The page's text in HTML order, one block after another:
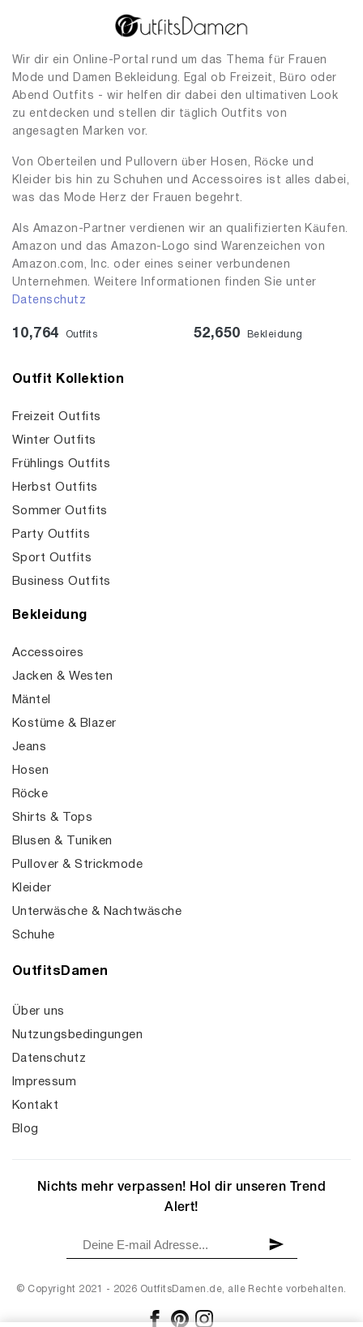
Wir dir ein Online-Portal rund um das Thema für Frauen
Mode und Damen Bekleidung. Egal ob Freizeit, Büro oder
Abend Outfits - wir helfen dir dabei den ultimativen Look
zu entdecken und stellen dir täglich Outfits von
angesagten Marken vor.
Von Oberteilen und Pullovern über Hosen, Röcke und
Kleider bis hin zu Schuhen und Accessoires ist alles dabei,
was das Mode Herz der Frauen begehrt.
Als Amazon-Partner verdienen wir an qualifizierten Käufen.
Amazon und das Amazon-Logo sind Warenzeichen von
Amazon.com, Inc. oder eines seiner verbundenen
Unternehmen. Weitere Informationen finden Sie unter
Datenschutz
10,764 Outfits 52,650 Bekleidung
Outfit Kollektion
Freizeit Outfits
Winter Outfits
Frühlings Outfits
Herbst Outfits
Sommer Outfits
Party Outfits
Sport Outfits
Business Outfits
Bekleidung
Accessoires
Jacken & Westen
Mäntel
Kostüme & Blazer
Jeans
Hosen
Röcke
Shirts & Tops
Blusen & Tuniken
Pullover & Strickmode
Kleider
Unterwäsche & Nachtwäsche
Schuhe
OutfitsDamen
Über uns
Nutzungsbedingungen
Datenschutz
Impressum
Kontakt
Blog
© Copyright 2021 - 2026 OutfitsDamen.de, alle Rechte vorbehalten.
Nichts mehr verpassen! Hol dir unseren Trend
Alert!